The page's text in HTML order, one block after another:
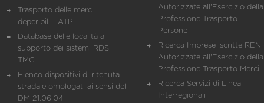
Trasporto delle merci
deperibili - ATP
Database delle località a
supporto dei sistemi RDS
TMC
Elenco dispositivi di ritenuta
stradale omologati ai sensi del
DM 21.06.04
Autorizzate all'Esercizio della
Professione Trasporto
Persone
Ricerca Imprese iscritte REN
Autorizzate all'Esercizio della
Professione Trasporto Merci
Ricerca Servizi di Linea
Interregionali